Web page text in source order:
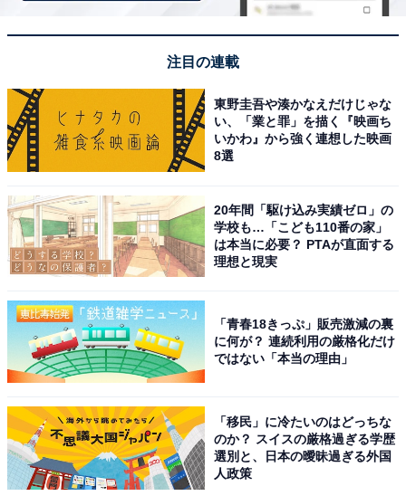
【あわせて買いたい】Appleの人気商品5選
Apple 13インチiPad Pro（M5）：Ultra Retina XDR ディ
スプレイ、256GB、横向きの12MP フロント/バックカメ
注目の連載
東野圭吾や湊かなえだけじゃな
い、「業と罪」を描く『映画ち
いかわ』から強く連想した映画
8選
20年間「駆け込み実績ゼロ」の
学校も…「こども110番の家」
は本当に必要？ PTAが直面する
理想と現実
「青春18きっぷ」販売激減の裏
に何が？ 連続利用の厳格化だけ
ではない「本当の理由」
「移民」に冷たいのはどっちな
のか？ スイスの厳格過ぎる学歴
選別と、日本の曖昧過ぎる外国
人政策